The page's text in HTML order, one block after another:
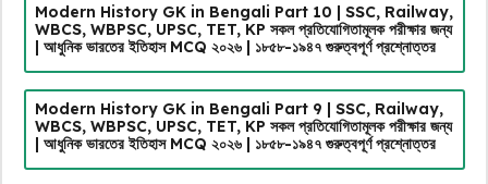
Modern History GK in Bengali Part 10 | SSC, Railway,
WBCS, WBPSC, UPSC, TET, KP সকল প্রতিযোগিতামূলক পরীক্ষার জন্য
| আধুনিক ভারতের ইতিহাস MCQ ২০২৬ | ১৮৫৮-১৯৪৭ গুরুত্বপূর্ণ প্রশ্নোত্তর
Modern History GK in Bengali Part 9 | SSC, Railway,
WBCS, WBPSC, UPSC, TET, KP সকল প্রতিযোগিতামূলক পরীক্ষার জন্য
| আধুনিক ভারতের ইতিহাস MCQ ২০২৬ | ১৮৫৮-১৯৪৭ গুরুত্বপূর্ণ প্রশ্নোত্তর